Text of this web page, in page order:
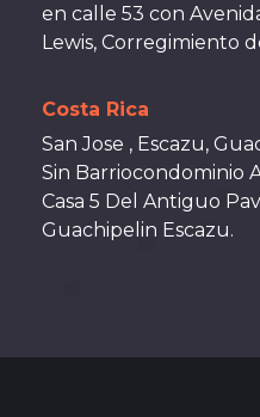
en calle 53 con
Lewis, Corregimiento
Costa Rica
San Jose , Escazu,
Sin Barriocondominio
Casa 5 Del Antiguo
Guachipelin Escazu.